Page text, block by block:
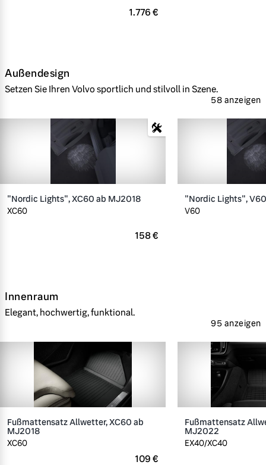
1.776 €
Außendesign
Setzen Sie Ihren Volvo sportlich und stilvoll in Szene.
58 anzeigen
"Nordic Lights", XC60 ab MJ2018
XC60
158 €
"Nordic Lights",
V60
Innenraum
Elegant, hochwertig, funktional.
95 anzeigen
Fußmattensatz Allwetter, XC60 ab
MJ2018
XC60
109 €
Fußmattensatz
MJ2022
EX40/XC40